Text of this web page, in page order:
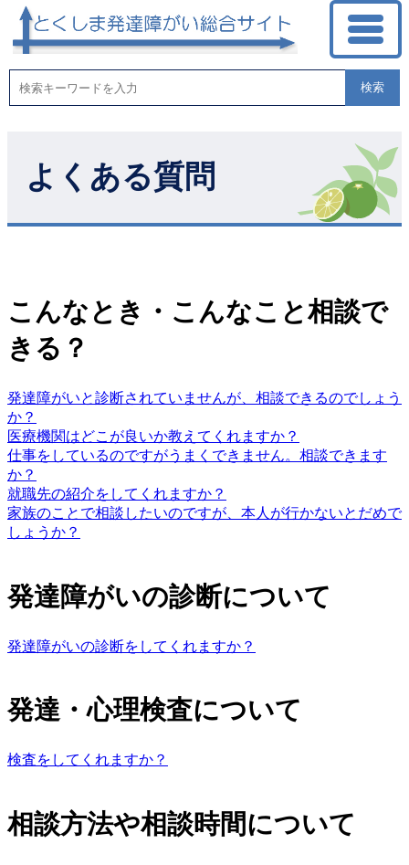
検索
よくある質問
こんなとき・こんなこと相談で
きる？
発達障がいと診断されていませんが、相談できるのでしょう
か？
医療機関はどこが良いか教えてくれますか？
仕事をしているのですがうまくできません。相談できます
か？
就職先の紹介をしてくれますか？
家族のことで相談したいのですが、本人が行かないとだめで
しょうか？
発達障がいの診断について
発達障がいの診断をしてくれますか？
発達・心理検査について
検査をしてくれますか？
相談方法や相談時間について